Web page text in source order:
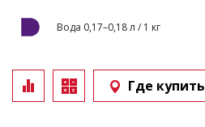
Вода 0,17–0,18 л / 1 кг
Где купить